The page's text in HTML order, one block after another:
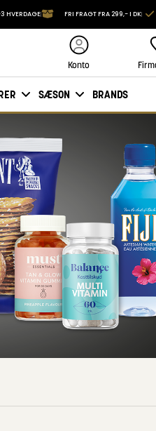
3 HVERDAGE FRI FRAGT FRA 299,- I DK
Konto
SÆSON BRANDS